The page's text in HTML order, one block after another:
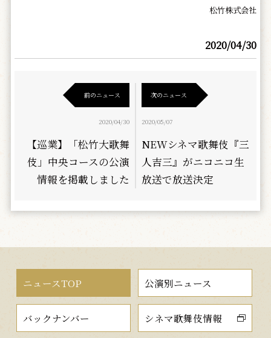
松竹株式会社
2020/04/30
前のニュース
2020/04/30
【巡業】「松竹大歌舞
伎」中央コースの公演
情報を掲載しました
次のニュース
2020/05/07
NEWシネマ歌舞伎『三
人吉三』がニコニコ生
放送で放送決定
ニュースTOP 公演別ニュース
バックナンバー シネマ歌舞伎情報